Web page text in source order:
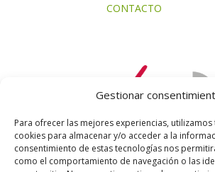
Gestionar
Para ofrecer las mejores experiencias,
cookies para almacenar y/o acceder a la
consentimiento de estas tecnologías nos
como el comportamiento de navegación o las
CONTACTO